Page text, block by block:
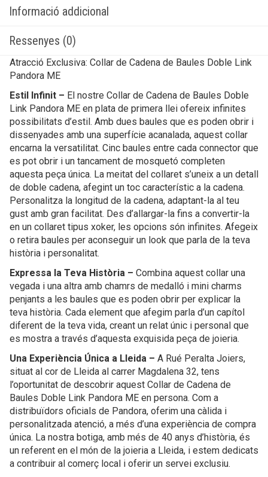
Informació addicional
Ressenyes (0)
Atracció Exclusiva: Collar de Cadena de Baules Doble Link
Pandora ME
Estil Infinit – El nostre Collar de Cadena de Baules Doble
Link Pandora ME en plata de primera llei ofereix infinites
possibilitats d’estil. Amb dues baules que es poden obrir i
dissenyades amb una superfície acanalada, aquest collar
encarna la versatilitat. Cinc baules entre cada connector que
es pot obrir i un tancament de mosquetó completen
aquesta peça única. La meitat del collaret s’uneix a un detall
de doble cadena, afegint un toc característic a la cadena.
Personalitza la longitud de la cadena, adaptant-la al teu
gust amb gran facilitat. Des d’allargar-la fins a convertir-la
en un collaret tipus xoker, les opcions són infinites. Afegeix
o retira baules per aconseguir un look que parla de la teva
història i personalitat.
Expressa la Teva Història – Combina aquest collar una
vegada i una altra amb chamrs de medalló i mini charms
penjants a les baules que es poden obrir per explicar la
teva història. Cada element que afegim parla d’un capítol
diferent de la teva vida, creant un relat únic i personal que
es mostra a través d’aquesta exquisida peça de joieria.
Una Experiència Única a Lleida – A Rué Peralta Joiers,
situat al cor de Lleida al carrer Magdalena 32, tens
l’oportunitat de descobrir aquest Collar de Cadena de
Baules Doble Link Pandora ME en persona. Com a
distribuïdors oficials de Pandora, oferim una càlida i
personalitzada atenció, a més d’una experiència de compra
única. La nostra botiga, amb més de 40 anys d’història, és
un referent en el món de la joieria a Lleida, i estem dedicats
a contribuir al comerç local i oferir un servei exclusiu.